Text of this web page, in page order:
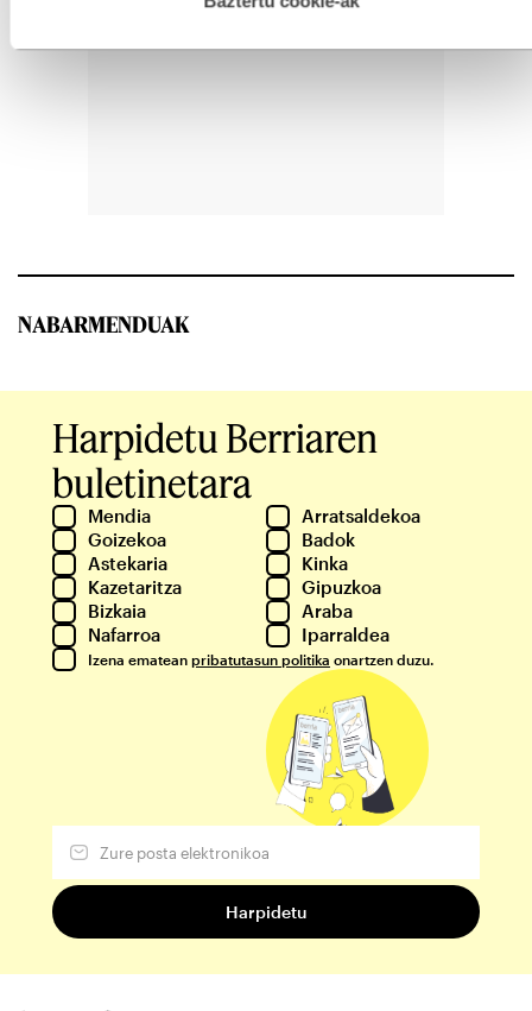
NABARMENDUAK
Harpidetu Berriaren
buletinetara
Mendia
Arratsaldekoa
Goizekoa
Badok
Astekaria
Kinka
Kazetaritza
Gipuzkoa
Bizkaia
Araba
Nafarroa
Iparraldea
Izena ematean pribatutasun politika onartzen duzu.